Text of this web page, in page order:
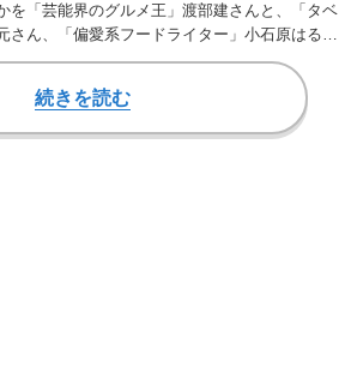
を「芸能界のグルメ王」渡部建さんと、「タベ
さん、「偏愛系フードライター」小石原はるか
続きを読む